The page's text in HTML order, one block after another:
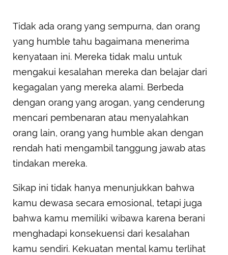
Tidak ada orang yang sempurna, dan orang
yang humble tahu bagaimana menerima
kenyataan ini. Mereka tidak malu untuk
mengakui kesalahan mereka dan belajar dari
kegagalan yang mereka alami. Berbeda
dengan orang yang arogan, yang cenderung
mencari pembenaran atau menyalahkan
orang lain, orang yang humble akan dengan
rendah hati mengambil tanggung jawab atas
tindakan mereka.
Sikap ini tidak hanya menunjukkan bahwa
kamu dewasa secara emosional, tetapi juga
bahwa kamu memiliki wibawa karena berani
menghadapi konsekuensi dari kesalahan
kamu sendiri. Kekuatan mental kamu terlihat